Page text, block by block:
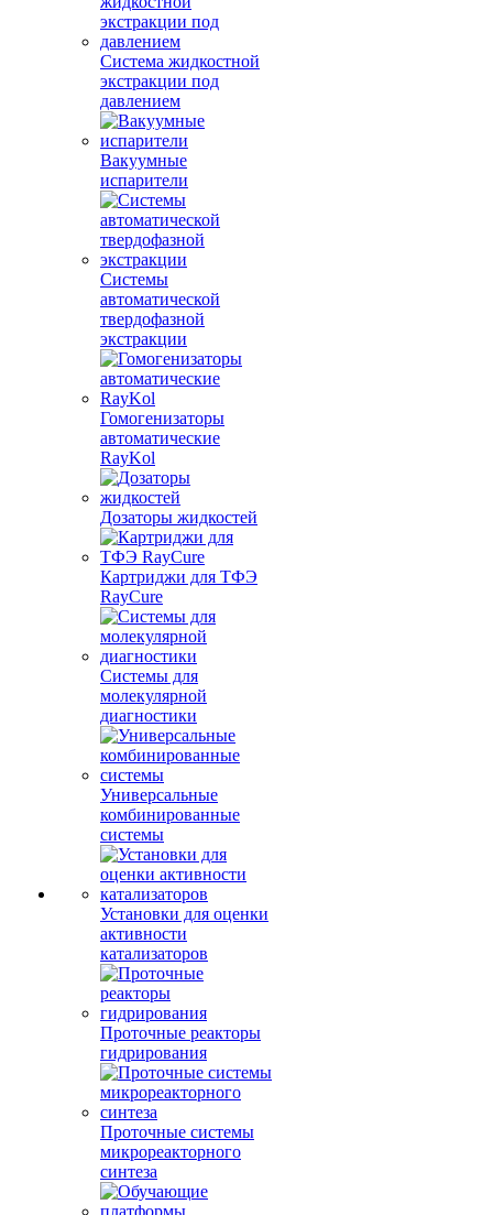
Система жидкостной
экстракции под
давлением
Вакуумные
испарители
Системы
автоматической
твердофазной
экстракции
Гомогенизаторы
автоматические
RayKol
Дозаторы жидкостей
Картриджи для ТФЭ
RayCure
Системы для
молекулярной
диагностики
Универсальные
комбинированные
системы
Установки для оценки
активности
катализаторов
Проточные реакторы
гидрирования
Проточные системы
микрореакторного
синтеза